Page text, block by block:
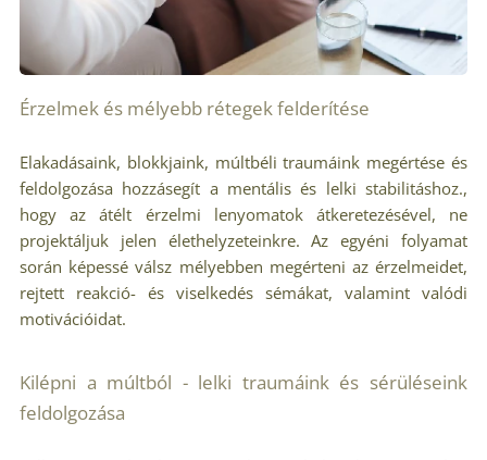
Érzelmek és mélyebb rétegek felderítése
Elakadásaink, blokkjaink, múltbéli traumáink megértése és
feldolgozása hozzásegít a mentális és lelki stabilitáshoz.,
hogy az átélt érzelmi lenyomatok átkeretezésével, ne
projektáljuk jelen élethelyzeteinkre. Az egyéni folyamat
során képessé válsz mélyebben megérteni az érzelmeidet,
rejtett reakció- és viselkedés sémákat, valamint valódi
motivációidat.
Kilépni a múltból - lelki traumáink és sérüléseink
feldolgozása